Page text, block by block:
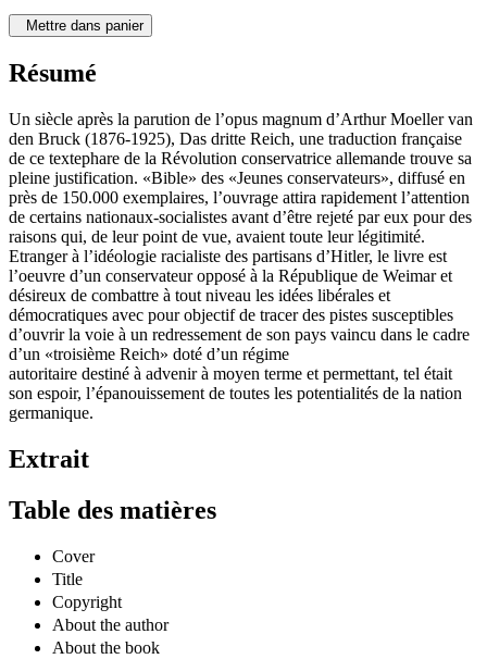
Mettre dans panier
Résumé
Un siècle après la parution de l’opus magnum d’Arthur Moeller van
den Bruck (1876-1925), Das dritte Reich, une traduction française
de ce textephare de la Révolution conservatrice allemande trouve sa
pleine justification. «Bible» des «Jeunes conservateurs», diffusé en
près de 150.000 exemplaires, l’ouvrage attira rapidement l’attention
de certains nationaux-socialistes avant d’être rejeté par eux pour des
raisons qui, de leur point de vue, avaient toute leur légitimité.
Etranger à l’idéologie racialiste des partisans d’Hitler, le livre est
l’oeuvre d’un conservateur opposé à la République de Weimar et
désireux de combattre à tout niveau les idées libérales et
démocratiques avec pour objectif de tracer des pistes susceptibles
d’ouvrir la voie à un redressement de son pays vaincu dans le cadre
d’un «troisième Reich» doté d’un régime
autoritaire destiné à advenir à moyen terme et permettant, tel était
son espoir, l’épanouissement de toutes les potentialités de la nation
germanique.
Extrait
Table des matières
Cover
Title
Copyright
About the author
About the book